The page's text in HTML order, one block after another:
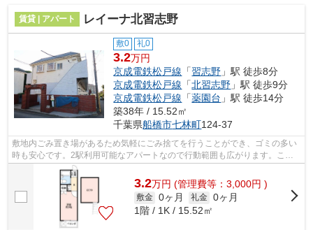
賃貸 | アパート レイーナ北習志野
敷0 礼0
3.2万円
京成電鉄松戸線 「習志野 」駅 徒歩8分
京成電鉄松戸線 「北習志野 」駅 徒歩9分
京成電鉄松戸線 「薬園台 」駅 徒歩14分
築38年 / 15.52㎡
千葉県船橋市七林町124-37
敷地内ごみ置き場があるため気軽にごみ捨てを行うことができ、ゴミの多い
時も安心です。2駅利用可能なアパートなので行動範囲も広がります。こち
らの物件はアパートです。こちらは初期...
3.2万円 (管理費等：3,000円 )
敷金 0ヶ月 礼金 0ヶ月
1階 / 1K / 15.52㎡